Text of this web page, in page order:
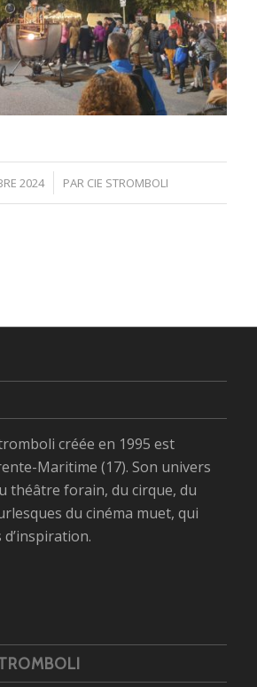
2024 PAR CIE STROMBOLI
créée en 1995 est
Maritime (17). Son univers
théâtre forain, du cirque, du
du cinéma muet, qui